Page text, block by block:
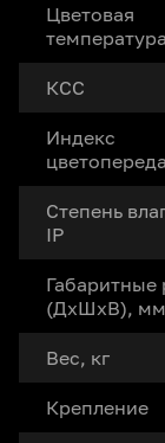
Цветовая
КСС
Индекс
Степень
IP
Габаритные
(ДxШxВ), мм
Вес, кг
Крепление